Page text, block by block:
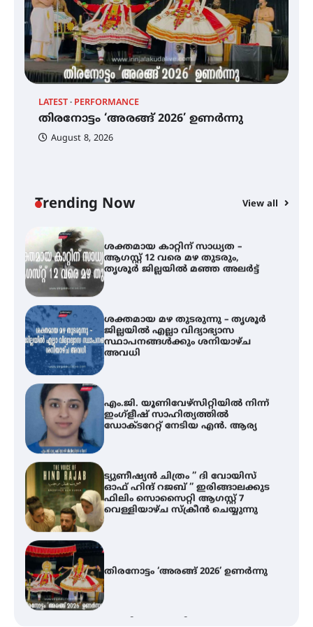
LATEST PERFORMANCE
തിരനോട്ടം ‘അരങ്ങ് 2026’ ഉണർന്നു
August 8, 2026
Trending Now View all
ട്യുണീഷ്യൻ ചിത്രം ” ദി വോയിസ്
ഓഫ് ഹിന്ദ് റജബ് ” ഇരിങ്ങാലക്കുട
ഫിലിം സൊസൈറ്റി ആഗസ്റ്റ് 7
വെള്ളിയാഴ്ച സ്‌ക്രീൻ ചെയ്യുന്നു
തിരനോട്ടം ‘അരങ്ങ് 2026’ ഉണർന്നു
ഇടപെടണമെന്ന് ഐ.ടി.യു. ബാങ്ക്
നിക്ഷേപക സംരക്ഷണ സമിതി
ശക്തമായ കാറ്റിന് സാധ്യത –
ആഗസ്റ്റ് 12 വരെ മഴ തുടരും,
തൃശൂർ ജില്ലയിൽ മഞ്ഞ അലർട്ട്
ശക്തമായ മഴ തുടരുന്നു – തൃശൂർ
ജില്ലയിൽ എല്ലാ വിദ്യാഭ്യാസ
സ്ഥാപനങ്ങൾക്കും ശനിയാഴ്ച
അവധി
എം.ജി. യൂണിവേഴ്‌സിറ്റിയിൽ നിന്ന്
ഇംഗ്ളീഷ് സാഹിത്യത്തിൽ
ഡോക്ടറേറ്റ് നേടിയ എൻ. ആര്യ
ട്യുണീഷ്യൻ ചിത്രം ” ദി വോയിസ്
ഓഫ് ഹിന്ദ് റജബ് ” ഇരിങ്ങാലക്കുട
ഫിലിം സൊസൈറ്റി ആഗസ്റ്റ് 7
വെള്ളിയാഴ്ച സ്‌ക്രീൻ ചെയ്യുന്നു
തിരനോട്ടം ‘അരങ്ങ് 2026’ ഉണർന്നു